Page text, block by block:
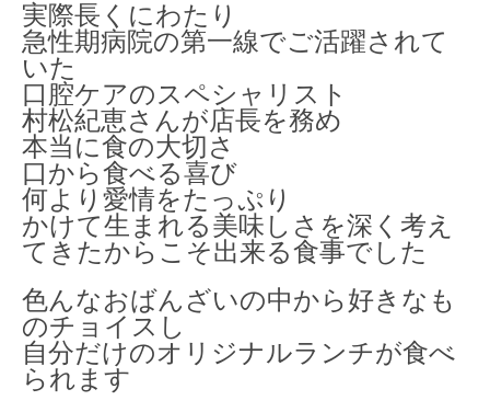
実際長くにわたり
急性期病院の第一線でご活躍されて
いた
口腔ケアのスペシャリスト
村松紀恵さんが店長を務め
本当に食の大切さ
口から食べる喜び
何より愛情をたっぷり
かけて生まれる美味しさを深く考え
てきたからこそ出来る食事でした
色んなおばんざいの中から好きなも
のチョイスし
自分だけのオリジナルランチが食べ
られます